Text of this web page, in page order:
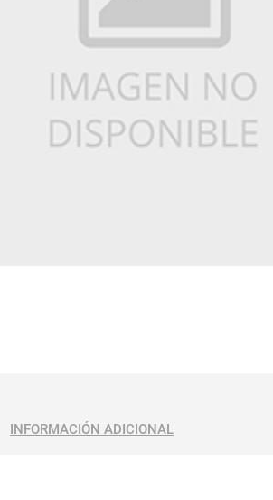
INFORMACIÓN ADICIONAL